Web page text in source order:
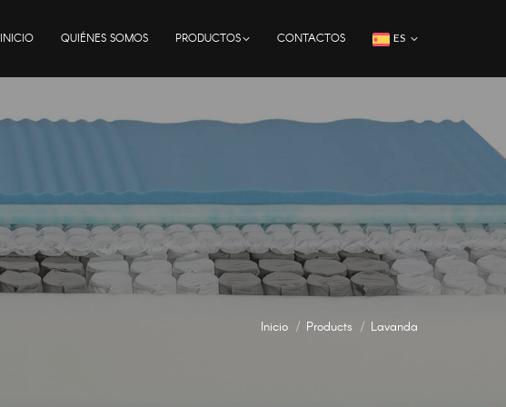
INICIO QUIÉNES SOMOS PRODUCTOS CONTACTOS ES
Inicio Products Lavanda